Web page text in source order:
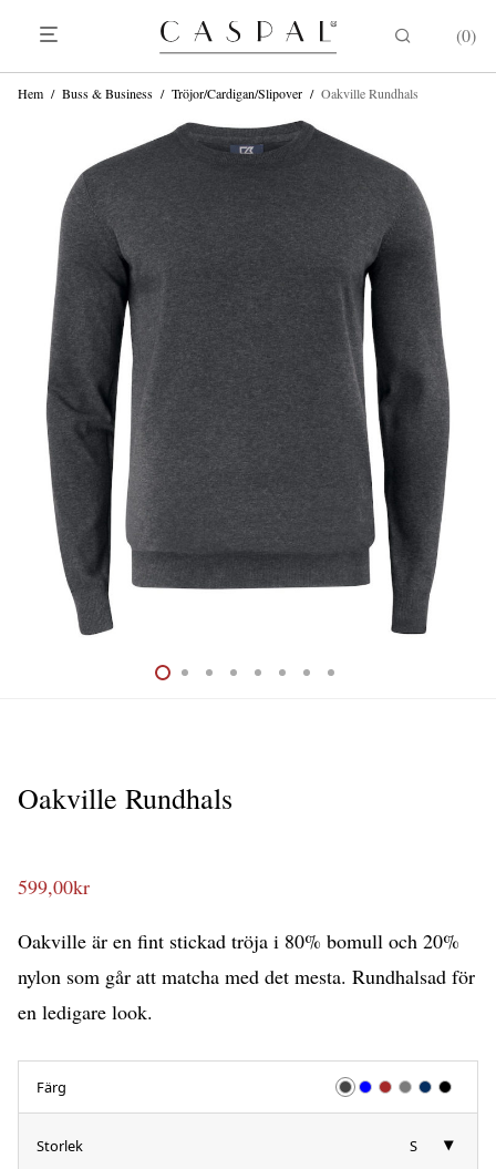
0
Hem / Buss & Business / Tröjor/Cardigan/Slipover / Oakville Rundhals
Oakville Rundhals
599,00kr
Oakville är en fint stickad tröja i 80% bomull och 20%
nylon som går att matcha med det mesta. Rundhalsad för
en ledigare look.
Färg
Storlek S